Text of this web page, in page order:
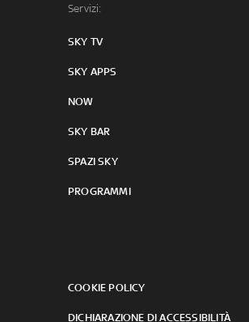
Servizi:
SKY TV
SKY APPS
NOW
SKY BAR
SPAZI SKY
PROGRAMMI
COOKIE POLICY
DICHIARAZIONE DI ACCESSIBILITÀ